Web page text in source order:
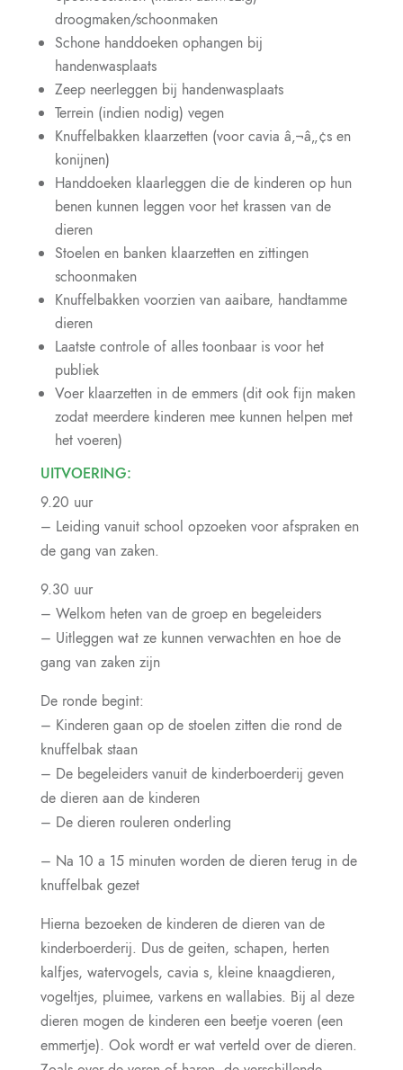
droogmaken/schoonmaken
Schone handdoeken ophangen bij
handenwasplaats
Zeep neerleggen bij handenwasplaats
Terrein (indien nodig) vegen
Knuffelbakken klaarzetten (voor cavia â‚¬â„¢s en
konijnen)
Handdoeken klaarleggen die de kinderen op hun
benen kunnen leggen voor het krassen van de
dieren
Stoelen en banken klaarzetten en zittingen
schoonmaken
Knuffelbakken voorzien van aaibare, handtamme
dieren
Laatste controle of alles toonbaar is voor het
publiek
Voer klaarzetten in de emmers (dit ook fijn maken
zodat meerdere kinderen mee kunnen helpen met
het voeren)
UITVOERING:
9.20 uur
– Leiding vanuit school opzoeken voor afspraken en
de gang van zaken.
9.30 uur
– Welkom heten van de groep en begeleiders
– Uitleggen wat ze kunnen verwachten en hoe de
gang van zaken zijn
De ronde begint:
– Kinderen gaan op de stoelen zitten die rond de
knuffelbak staan
– De begeleiders vanuit de kinderboerderij geven
de dieren aan de kinderen
– De dieren rouleren onderling
– Na 10 a 15 minuten worden de dieren terug in de
knuffelbak gezet
Hierna bezoeken de kinderen de dieren van de
kinderboerderij. Dus de geiten, schapen, herten
kalfjes, watervogels, cavia s, kleine knaagdieren,
vogeltjes, pluimee, varkens en wallabies. Bij al deze
dieren mogen de kinderen een beetje voeren (een
emmertje). Ook wordt er wat verteld over de dieren.